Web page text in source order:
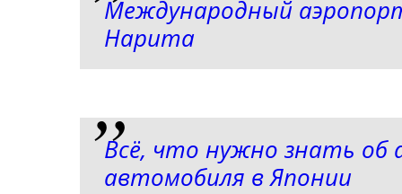
Международный
Нарита
Всё, что нужно знать об
автомобиля в Японии